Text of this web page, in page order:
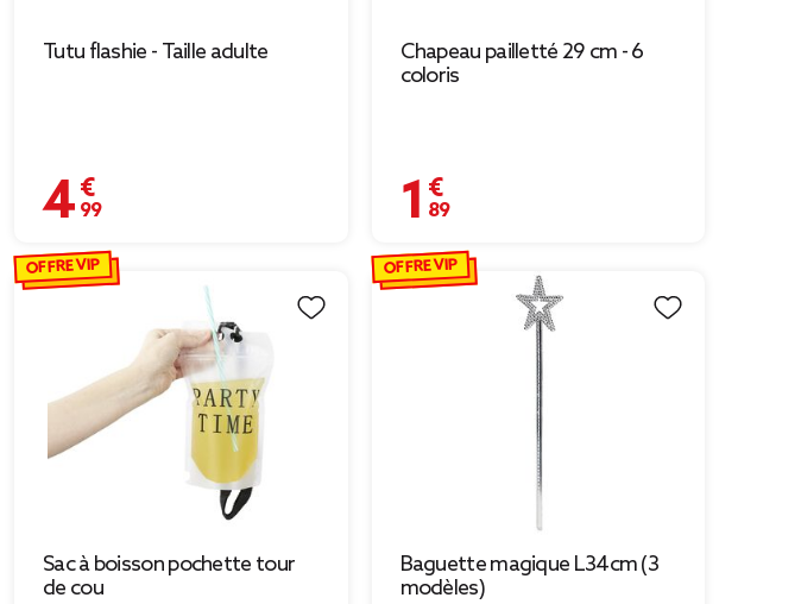
Tutu flashie - Taille adulte
4,99 €
Chapeau pailletté 29 cm - 6
coloris
1,89 €
Sac à boisson pochette tour
de cou
OFFRE VIP
Baguette magique L34cm (3
modèles)
OFFRE VIP